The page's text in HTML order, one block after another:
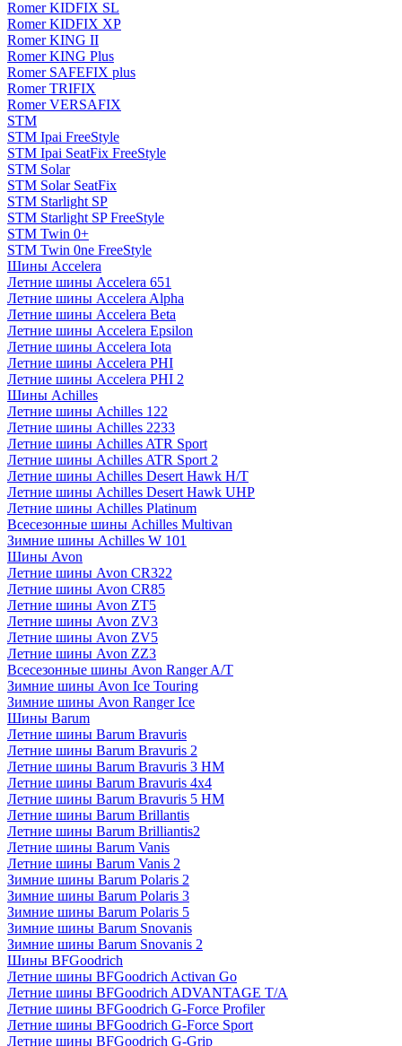
Romer KIDFIX SL
Romer KIDFIX XP
Romer KING II
Romer KING Plus
Romer SAFEFIX plus
Romer TRIFIX
Romer VERSAFIX
STM
STM Ipai FreeStyle
STM Ipai SeatFix FreeStyle
STM Solar
STM Solar SeatFix
STM Starlight SP
STM Starlight SP FreeStyle
STM Twin 0+
STM Twin 0ne FreeStyle
Шины Accelera
Летние шины Accelera 651
Летние шины Accelera Alpha
Летние шины Accelera Beta
Летние шины Accelera Epsilon
Летние шины Accelera Iota
Летние шины Accelera PHI
Летние шины Accelera PHI 2
Шины Achilles
Летние шины Achilles 122
Летние шины Achilles 2233
Летние шины Achilles ATR Sport
Летние шины Achilles ATR Sport 2
Летние шины Achilles Desert Hawk H/T
Летние шины Achilles Desert Hawk UHP
Летние шины Achilles Platinum
Всесезонные шины Achilles Multivan
Зимние шины Achilles W 101
Шины Avon
Летние шины Avon CR322
Летние шины Avon CR85
Летние шины Avon ZT5
Летние шины Avon ZV3
Летние шины Avon ZV5
Летние шины Avon ZZ3
Всесезонные шины Avon Ranger A/T
Зимние шины Avon Ice Touring
Зимние шины Avon Ranger Ice
Шины Barum
Летние шины Barum Bravuris
Летние шины Barum Bravuris 2
Летние шины Barum Bravuris 3 HM
Летние шины Barum Bravuris 4х4
Летние шины Barum Bravuris 5 HM
Летние шины Barum Brillantis
Летние шины Barum Brilliantis2
Летние шины Barum Vanis
Летние шины Barum Vanis 2
Зимние шины Barum Polaris 2
Зимние шины Barum Polaris 3
Зимние шины Barum Polaris 5
Зимние шины Barum Snovanis
Зимние шины Barum Snovanis 2
Шины BFGoodrich
Летние шины BFGoodrich Activan Go
Летние шины BFGoodrich ADVANTAGE T/A
Летние шины BFGoodrich G-Force Profiler
Летние шины BFGoodrich G-Force Sport
Летние шины BFGoodrich G-Grip